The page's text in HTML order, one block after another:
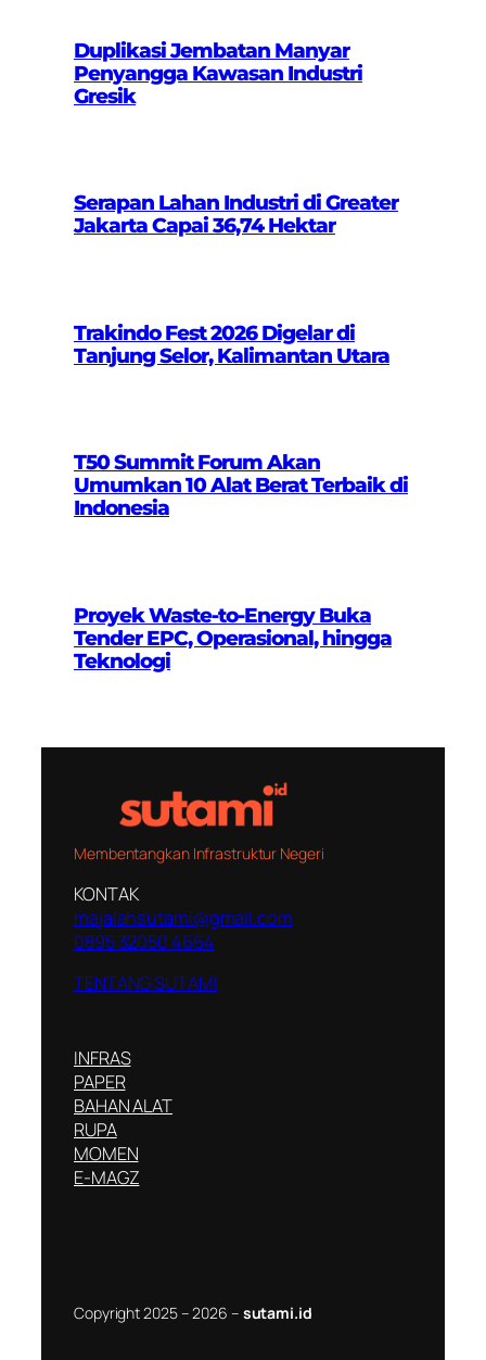
Duplikasi Jembatan Manyar
Penyangga Kawasan Industri
Gresik
Serapan Lahan Industri di Greater
Jakarta Capai 36,74 Hektar
Trakindo Fest 2026 Digelar di
Tanjung Selor, Kalimantan Utara
T50 Summit Forum Akan
Umumkan 10 Alat Berat Terbaik di
Indonesia
Proyek Waste-to-Energy Buka
Tender EPC, Operasional, hingga
Teknologi
Membentangkan Infrastruktur Negeri
KONTAK
majalahsutami@gmail.com
0895 32050 4664
TENTANG SUTAMI
INFRAS
PAPER
BAHAN ALAT
RUPA
MOMEN
E-MAGZ
Copyright 2025 – 2026 – sutami.id